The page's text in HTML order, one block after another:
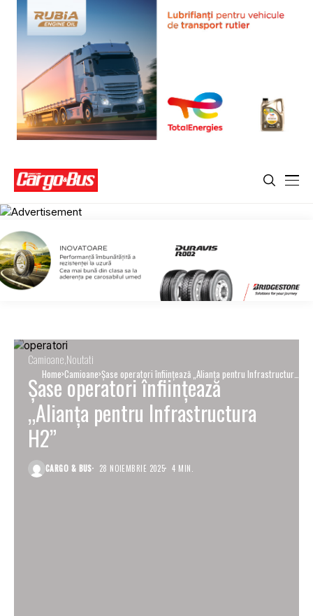
Home Camioane Șase operatori înființează „Alianța pentru Infrastructura
H2”
Camioane Noutati
Șase operatori înființează
„Alianța pentru Infrastructura
H2”
CARGO & BUS 28 NOIEMBRIE 2025 4 MIN.